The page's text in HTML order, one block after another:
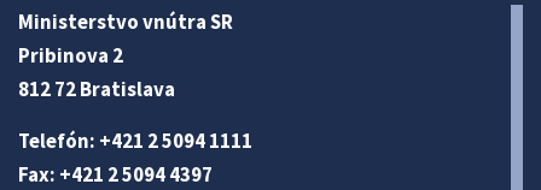
Ministerstvo vnútra SR
Pribinova 2
812 72 Bratislava
Telefón: +421 2 5094 1111
Fax: +421 2 5094 4397